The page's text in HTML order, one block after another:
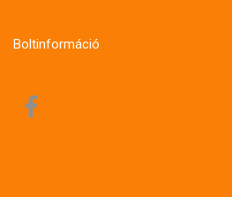
Boltinformáció